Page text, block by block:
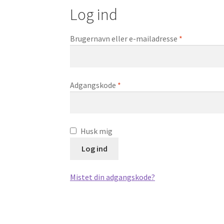
Log ind
Brugernavn eller e-mailadresse *
Adgangskode *
Husk mig
Log ind
Mistet din adgangskode?